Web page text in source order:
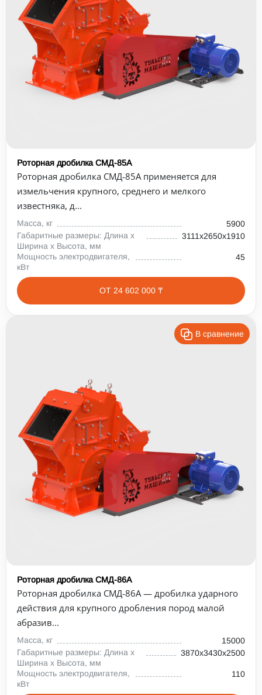
Роторная дробилка СМД-85А
Роторная дробилка СМД-85А применяется для
измельчения крупного, среднего и мелкого
известняка, д...
Масса, кг
5900
Габаритные размеры: Длина х
Ширина х Высота, мм
3111х2650х1910
Мощность электродвигателя,
кВт
45
ОТ 24 602 000 ₸
В сравнение
Роторная дробилка СМД-86А
Роторная дробилка СМД-86А — дробилка ударного
действия для крупного дробления пород малой
абразив...
Масса, кг
15000
Габаритные размеры: Длина х
Ширина х Высота, мм
3870х3430х2500
Мощность электродвигателя,
кВт
110